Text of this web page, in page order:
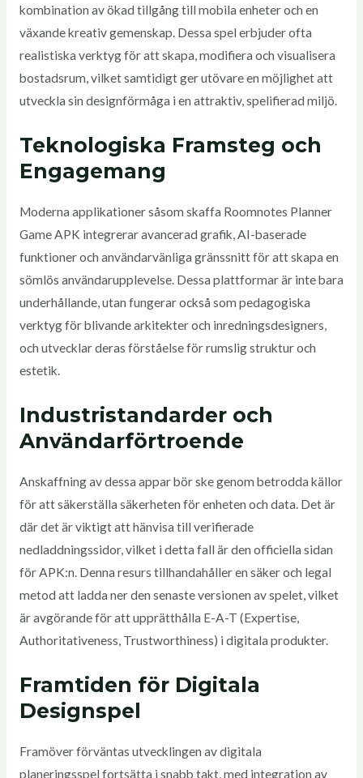
kombination av ökad tillgång till mobila enheter och en
växande kreativ gemenskap. Dessa spel erbjuder ofta
realistiska verktyg för att skapa, modifiera och visualisera
bostadsrum, vilket samtidigt ger utövare en möjlighet att
utveckla sin designförmåga i en attraktiv, spelifierad miljö.
Teknologiska Framsteg och
Engagemang
Moderna applikationer såsom skaffa Roomnotes Planner
Game APK integrerar avancerad grafik, AI-baserade
funktioner och användarvänliga gränssnitt för att skapa en
sömlös användarupplevelse. Dessa plattformar är inte bara
underhållande, utan fungerar också som pedagogiska
verktyg för blivande arkitekter och inredningsdesigners,
och utvecklar deras förståelse för rumslig struktur och
estetik.
Industristandarder och
Användarförtroende
Anskaffning av dessa appar bör ske genom betrodda källor
för att säkerställa säkerheten för enheten och data. Det är
där det är viktigt att hänvisa till verifierade
nedladdningssidor, vilket i detta fall är den officiella sidan
för APK:n. Denna resurs tillhandahåller en säker och legal
metod att ladda ner den senaste versionen av spelet, vilket
är avgörande för att upprätthålla E-A-T (Expertise,
Authoritativeness, Trustworthiness) i digitala produkter.
Framtiden för Digitala
Designspel
Framöver förväntas utvecklingen av digitala
planeringsspel fortsätta i snabb takt, med integration av